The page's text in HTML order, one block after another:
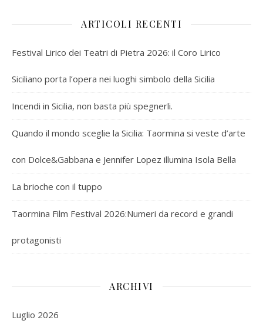
ARTICOLI RECENTI
Festival Lirico dei Teatri di Pietra 2026: il Coro Lirico
Siciliano porta l’opera nei luoghi simbolo della Sicilia
Incendi in Sicilia, non basta più spegnerli.
Quando il mondo sceglie la Sicilia: Taormina si veste d’arte
con Dolce&Gabbana e Jennifer Lopez illumina Isola Bella
La brioche con il tuppo
Taormina Film Festival 2026:Numeri da record e grandi
protagonisti
ARCHIVI
Luglio 2026